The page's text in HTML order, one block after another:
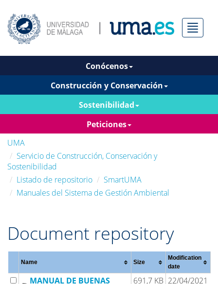
Menú
Conócenos
Construcción y Conservación
Sostenibilidad
Peticiones
UMA
Servicio de Construcción, Conservación y
Sostenibilidad
Listado de repositorio
SmartUMA
Manuales del Sistema de Gestión Ambiental
Document repository
Name Size
Modification
date
MANUAL DE BUENAS
691,7 KB 22/04/2021